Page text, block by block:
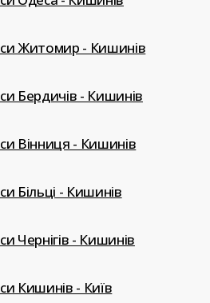
Житомир - Кишинів
Бердичів - Кишинів
Вінниця - Кишинів
Більці - Кишинів
Чернігів - Кишинів
Кишинів - Київ